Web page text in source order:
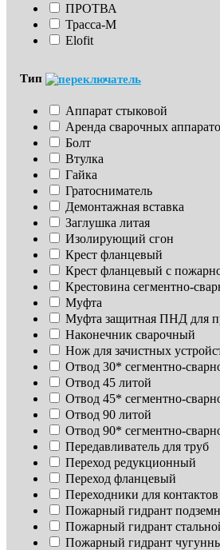
ПРОТВА
Трасса-М
Elofit
Тип
Аппарат стыковой
Аренда сварочных
Болт
Втулка
Гайка
Гратосниматель
Демонтажная вставка
Заглушка литая
Изoлирующий сгон
Крест фланцевый
Крест фланцевый с
Крестовина сегментно-
Муфта
Муфта защитная ПНД для
Наконечник сварочный
Нож для зачистных
Отвод 30* сегментно-
Отвод 45 литой
Отвод 45* сегментно-
Отвод 90 литой
Отвод 90* сегментно-
Передавливатель для труб
Переход редукционный
Переход фланцевый
Переходники для контактов
Пожарный гидрант
Пожарный гидрант
Пожарный гидрант